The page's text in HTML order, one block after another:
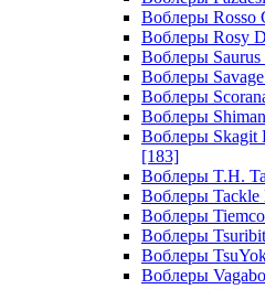
Воблеры Rosso
Воблеры Rosy
Воблеры Saurus
Воблеры
Воблеры
Воблеры
Воблеры Skagit
[183]
Воблеры T.H.
Воблеры Tackle
Воблеры
Воблеры
Воблеры
Воблеры